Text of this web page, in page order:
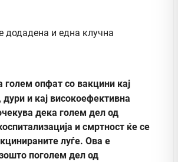
додадена и една клучна
голем опфат со вакцини кај
дури и кај високоефективна
дека голем дел од
и смртност ќе се
луѓе. Ова е
поголем дел од